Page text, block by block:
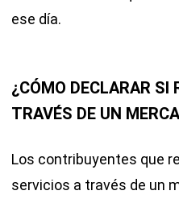
ese día.
¿CÓMO DECLARAR SI
TRAVÉS DE UN
Los contribuyentes que
servicios a través de un